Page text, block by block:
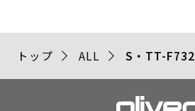
トップ ALL S・TT-F732